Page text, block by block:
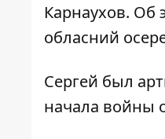
Карнаухов. Об
обласний
Сергей был
начала войны